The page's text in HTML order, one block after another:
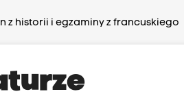
z historii i egzaminy z francuskiego